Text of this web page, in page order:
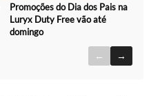
Promoções do Dia dos Pais na
Luryx Duty Free vão até
domingo
← →